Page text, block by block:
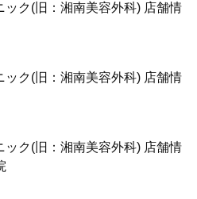
ック(旧：湘南美容外科) 店舗情
ック(旧：湘南美容外科) 店舗情
ック(旧：湘南美容外科) 店舗情